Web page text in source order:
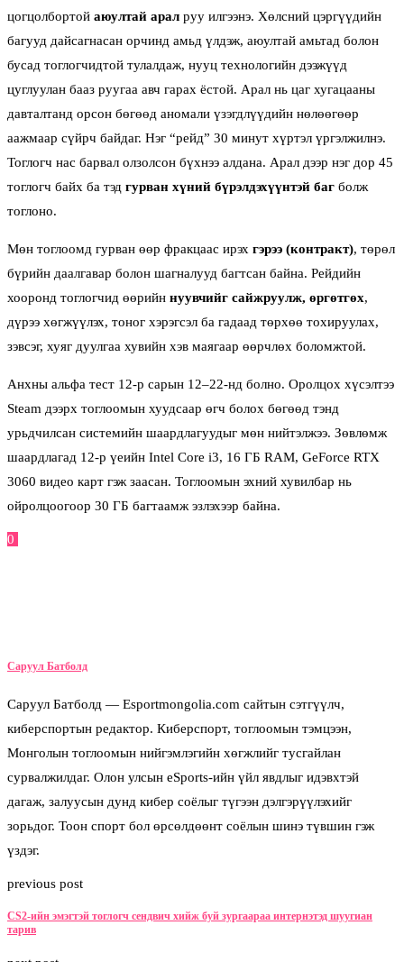
цогцолбортой аюултай арал руу илгээнэ. Хөлсний цэргүүдийн
багууд дайсагнасан орчинд амьд үлдэж, аюултай амьтад болон
бусад тоглогчидтой тулалдаж, нууц технологийн дээжүүд
цуглуулан бааз руугаа авч гарах ёстой. Арал нь цаг хугацааны
давталтанд орсон бөгөөд аномали үзэгдлүүдийн нөлөөгөөр
аажмаар сүйрч байдаг. Нэг “рейд” 30 минут хүртэл үргэлжилнэ.
Тоглогч нас барвал олзолсон бүхнээ алдана. Арал дээр нэг дор 45
тоглогч байх ба тэд гурван хүний бүрэлдэхүүнтэй баг болж
тоглоно.
Мөн тоглоомд гурван өөр фракцаас ирэх гэрээ (контракт), төрөл
бүрийн даалгавар болон шагналууд багтсан байна. Рейдийн
хооронд тоглогчид өөрийн нуувчийг сайжруулж, өргөтгөх,
дүрээ хөгжүүлэх, тоног хэрэгсэл ба гадаад төрхөө тохируулах,
зэвсэг, хуяг дуулгаа хувийн хэв маягаар өөрчлөх боломжтой.
Анхны альфа тест 12-р сарын 12–22-нд болно. Оролцох хүсэлтээ
Steam дээрх тоглоомын хуудсаар өгч болох бөгөөд тэнд
урьдчилсан системийн шаардлагуудыг мөн нийтэлжээ. Зөвлөмж
шаардлагад 12-р үеийн Intel Core i3, 16 ГБ RAM, GeForce RTX
3060 видео карт гэж заасан. Тоглоомын эхний хувилбар нь
ойролцоогоор 30 ГБ багтаамж эзлэхээр байна.
0
Саруул Батболд
Саруул Батболд — Esportmongolia.com сайтын сэтгүүлч,
киберспортын редактор. Киберспорт, тоглоомын тэмцээн,
Монголын тоглоомын нийгэмлэгийн хөгжлийг тусгайлан
сурвалжилдаг. Олон улсын eSports-ийн үйл явдлыг идэвхтэй
дагаж, залуусын дунд кибер соёлыг түгээн дэлгэрүүлэхийг
зорьдог. Тоон спорт бол өрсөлдөөнт соёлын шинэ түвшин гэж
үздэг.
previous post
CS2-ийн эмэгтэй тоглогч сендвич хийж буй зургаараа интернэтэд шуугиан
тарив